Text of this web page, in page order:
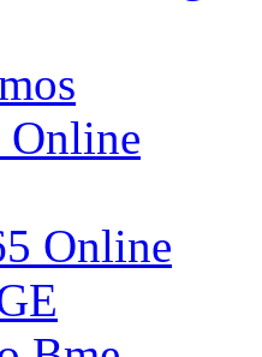
Online
Online